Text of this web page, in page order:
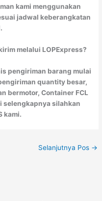
kami menggunakan
jadwal keberangkatan
melalui LOPExpress?
pengiriman barang mulai
quantity besar,
bermotor, Container FCL
selengkapnya silahkan
kami.
Selanjutnya Pos →